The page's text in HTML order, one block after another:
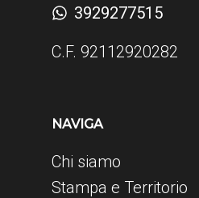
3929277515
C.F. 92112920282
NAVIGA
Chi siamo
Stampa e Territorio